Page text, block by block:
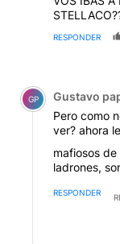
RESPONDER
Comentario de
GP Gustavo
Pero como
ver? ahora
mafiosos
ladrones,
RESPONDER